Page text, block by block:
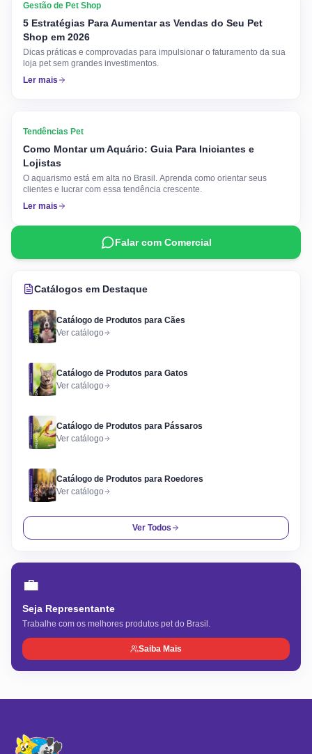
Gestão de Pet Shop
5 Estratégias Para Aumentar as Vendas do Seu Pet
Shop em 2026
Dicas práticas e comprovadas para impulsionar o faturamento da sua
loja pet sem grandes investimentos.
Ler mais
Tendências Pet
Como Montar um Aquário: Guia Para Iniciantes e
Lojistas
O aquarismo está em alta no Brasil. Aprenda como orientar seus
clientes e lucrar com essa tendência crescente.
Ler mais
Falar com Comercial
Catálogos em Destaque
Catálogo de Produtos para Cães
Ver catálogo
Catálogo de Produtos para Gatos
Ver catálogo
Catálogo de Produtos para Pássaros
Ver catálogo
Catálogo de Produtos para Roedores
Ver catálogo
Ver Todos
💼
Seja Representante
Trabalhe com os melhores produtos pet do Brasil.
Saiba Mais